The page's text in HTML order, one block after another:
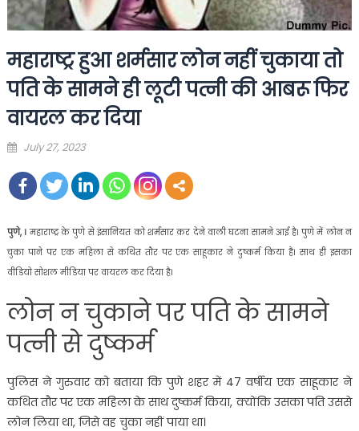
महाराष्ट्र हुआ शर्मसार लोन नहीं चुकाया तो
पति के सामने ही लूटी पत्नी की आबरू फिर
वायरल कर दिया
Posted
July 27, 2023
पुणे, । महाराष्ट्र के पुणे से इंसानियत को शर्मसार कर देने वाली घटना सामने आई है। पुणे में लोन न
चुका पाने पर एक महिला से कथित तौर पर एक साहूकार ने दुष्कर्म किया है। साथ ही इसका
वीडियो सोशल मीडिया पर वायरल कर दिया है।
लोन न चुकाने पर पति के सामने
पत्नी से दुष्कर्म
पुलिस ने गुरुवार को बताया कि पुणे शहर में 47 वर्षीय एक साहूकार ने
कथित तौर पर एक महिला के साथ दुष्कर्म किया, क्योंकि उसका पति उससे
लोन लिया था, जिसे वह चुका नहीं पाया था।